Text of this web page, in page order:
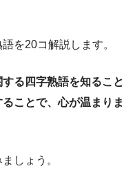
を20コ解説します。
る四字熟語を知ること
ことで、心が温まりま
しょう。